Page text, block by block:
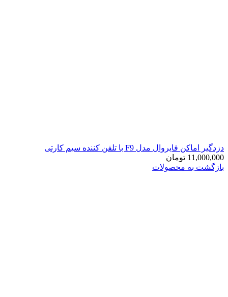
دزدگیر اماکن فایروال مدل F9 با تلفن کننده سیم کارتی
11,000,000 تومان
بازگشت به محصولات